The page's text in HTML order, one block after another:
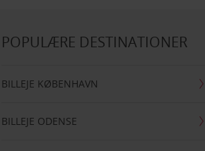
POPULÆRE DESTINATIONER
BILLEJE KØBENHAVN
BILLEJE ODENSE